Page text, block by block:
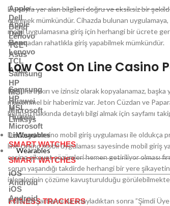
Apple
Dell
Benq
Lenovo
TCL
Asus
Samsung
HP
MSI
Huawei
Microsoft
Linksys
Wearables
SMART WATCHES
iOS
Android
FITNESS TRACKERS
Apple
Dell
Benq
Lenovo
TCL
Asus
Samsung
HP
MSI
Huawei
Microsoft
Linksys
Wearables
SMART WATCHES
iOS
Android
Bu sayfa yer alan bilgileri doğru ve eksiksiz bir
edinmek mümkündür. Cihazda bulunan
mobil uygulamasına giriş için herhangi bir ücrete
yaşamadan rahatlıkla giriş yapabilmek mümkündür.
Low Cost On Line Casino
Kanuna aykırı ve izinsiz olarak kopyalanamaz,
mükemmel bir haberimiz var. Jeton Cüzdan ve
bonusu hakkında detaylı bilgi almak için sayfamı
Discount casino mobil giriş uygulaması ile oldukça
line casino mobil uygulaması sayesinde mobil giriş
casino şikayet çözümleri hemen getiriliyor olması
sorun yaşandığı takdirde herhangi bir yere
işlemlerinin çözüme kavuşturulduğu
Kullanım şartlarını da onayladıktan sonra ”Şimdi